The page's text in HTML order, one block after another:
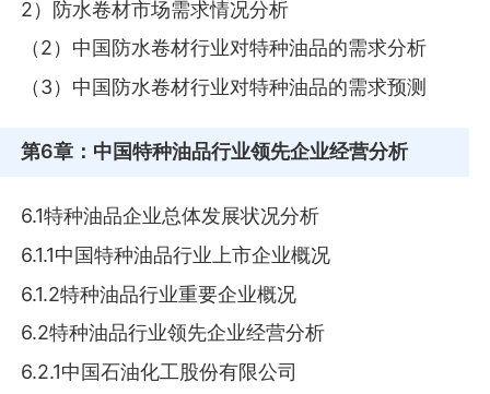
2）防水卷材市场需求情况分析
（2）中国防水卷材行业对特种油品的需求分析
（3）中国防水卷材行业对特种油品的需求预测
第6章 ：中国特种油品行业领先企业经营分析
6.1特种油品企业总体发展状况分析
6.1.1中国特种油品行业上市企业概况
6.1.2特种油品行业重要企业概况
6.2特种油品行业领先企业经营分析
6.2.1中国石油化工股份有限公司